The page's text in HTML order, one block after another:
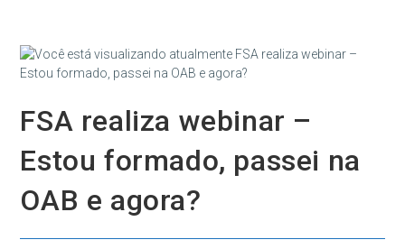
conteúdo
FSA realiza webinar –
Estou formado, passei na
OAB e agora?